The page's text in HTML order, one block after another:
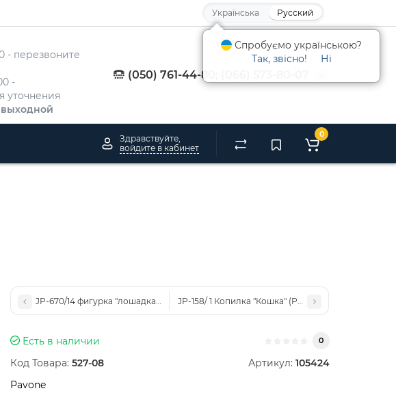
Українська Русский
- перезвоните
-
уточнения
(050) 761-44-80; (066) 573-80-07
Здравствуйте,
войдите в кабинет
0
JP-670/14 фигурка "лошадка" (Pavone)JP-158/ 1 Копилка "Кошка" (Pavone)
Есть в наличии 0
Код Товара: 527-08 Артикул: 105424
Pavone
Спробуємо українською?
Так, звісно!
Ні